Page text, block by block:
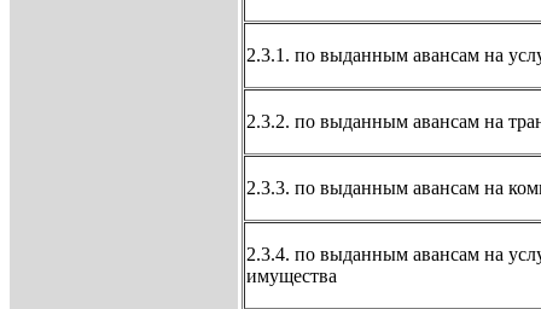
2.3.1. по выданным авансам на
2.3.2. по выданным авансам на
2.3.3. по выданным авансам на
2.3.4. по выданным авансам на
имущества